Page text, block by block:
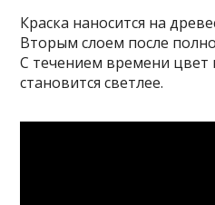
Краска наносится на
Вторым слоем после
С течением времени цвет
становится светлее.